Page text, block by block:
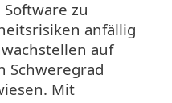
zu
anfällig
auf
Schweregrad
Mit